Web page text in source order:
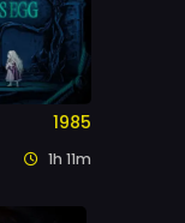
1985
1h 11m